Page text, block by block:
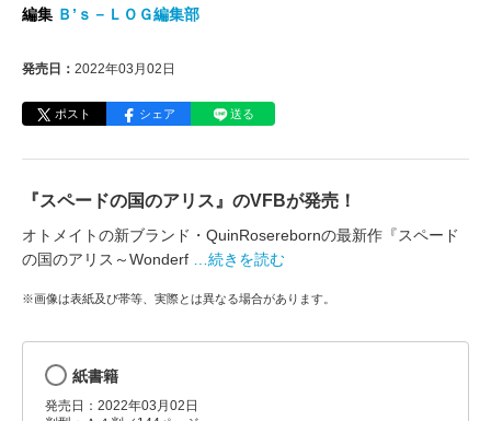
編集 Ｂ’ｓ－ＬＯＧ編集部
発売日： 2022年03月02日
ポスト シェア 送る
『スペードの国のアリス』のVFBが発売！
オトメイトの新ブランド・QuinRoserebornの最新作『スペード
の国のアリス～Wonderf
…続きを読む
※画像は表紙及び帯等、実際とは異なる場合があります。
紙書籍
発売日：2022年03月02日